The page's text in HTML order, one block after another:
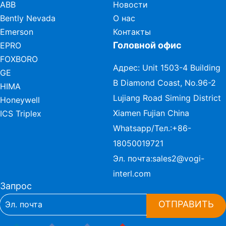
ABB
Bently Nevada
Emerson
EPRO
FOXBORO
GE
HIMA
Honeywell
ICS Triplex
Новости
О нас
Контакты
Головной офис
Адрес: Unit 1503-4 Building
B Diamond Coast, No.96-2
Lujiang Road Siming District
Xiamen Fujian China
Whatsapp/Тел.:+86-
18050019721
Эл. почта:sales2@vogi-
interl.com
Запрос
ОТПРАВИТЬ